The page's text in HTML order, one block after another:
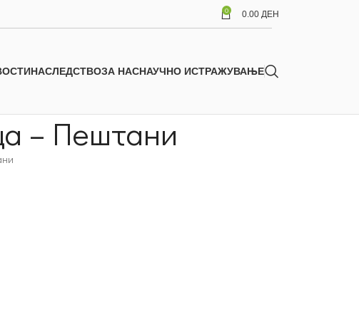
0 0.00 ДЕН
НАСЛЕДСТВОЗА НАСНАУЧНО ИСТРАЖУВАЊЕ
– Пештани